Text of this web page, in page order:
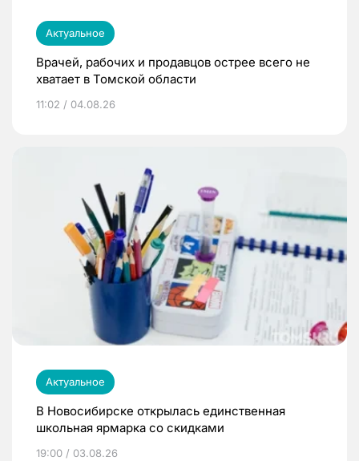
Актуальное
Врачей, рабочих и продавцов острее всего не
хватает в Томской области
11:02 / 04.08.26
Актуальное
В Новосибирске открылась единственная
школьная ярмарка со скидками
19:00 / 03.08.26